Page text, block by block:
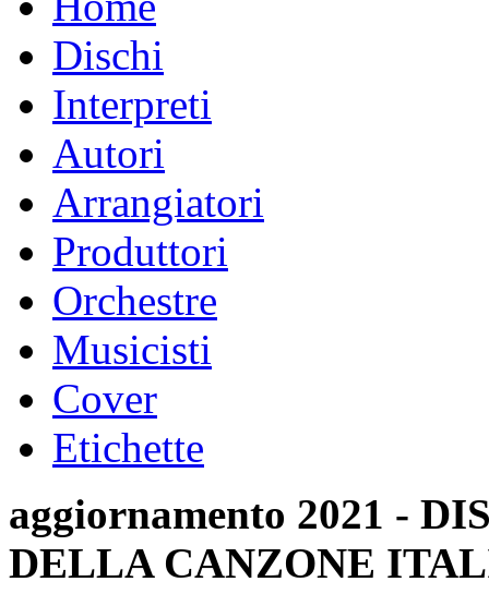
Dischi
Interpreti
Autori
Arrangiatori
Produttori
Orchestre
Musicisti
Cover
Etichette
aggiornamento 2021 -
DELLA CANZONE